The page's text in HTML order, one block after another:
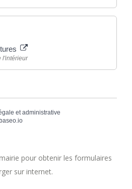
l'intérieur
et administrative
pour obtenir les formulaires
sur internet.